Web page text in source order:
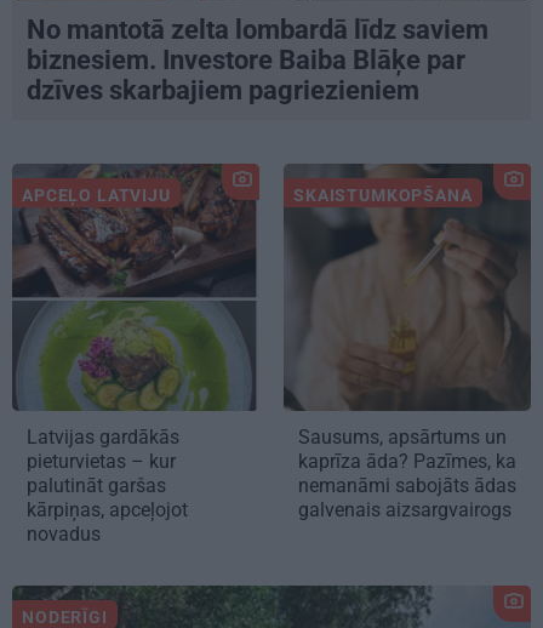
No mantotā zelta lombardā līdz saviem
biznesiem. Investore Baiba Blāķe par
dzīves skarbajiem pagriezieniem
APCEĻO LATVIJU
Latvijas gardākās
pieturvietas – kur
palutināt garšas
kārpiņas, apceļojot
novadus
SKAISTUMKOPŠANA
Sausums, apsārtums un
kaprīza āda? Pazīmes, ka
nemanāmi sabojāts ādas
galvenais aizsargvairogs
NODERĪGI